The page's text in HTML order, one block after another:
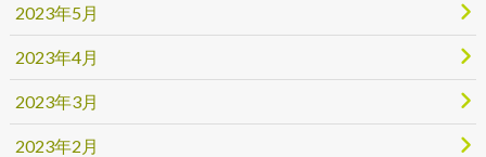
2023年5月
2023年4月
2023年3月
2023年2月